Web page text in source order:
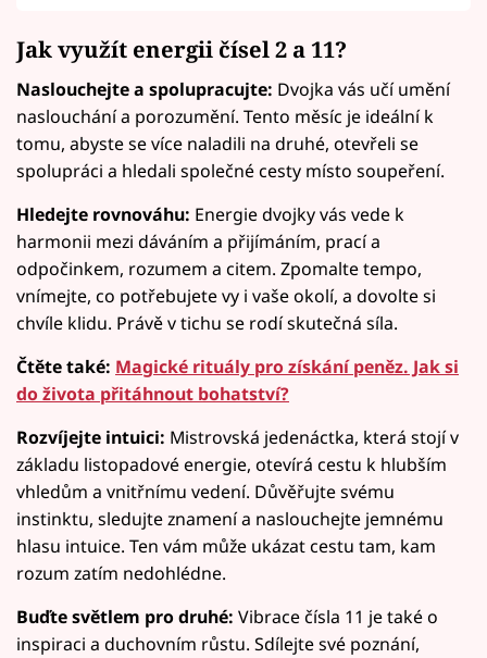
Jak využít energii čísel 2 a 11?
Naslouchejte a spolupracujte: Dvojka vás učí umění
naslouchání a porozumění. Tento měsíc je ideální k
tomu, abyste se více naladili na druhé, otevřeli se
spolupráci a hledali společné cesty místo soupeření.
Hledejte rovnováhu: Energie dvojky vás vede k
harmonii mezi dáváním a přijímáním, prací a
odpočinkem, rozumem a citem. Zpomalte tempo,
vnímejte, co potřebujete vy i vaše okolí, a dovolte si
chvíle klidu. Právě v tichu se rodí skutečná síla.
Čtěte také: Magické rituály pro získání peněz. Jak si
do života přitáhnout bohatství?
Rozvíjejte intuici: Mistrovská jedenáctka, která stojí v
základu listopadové energie, otevírá cestu k hlubším
vhledům a vnitřnímu vedení. Důvěřujte svému
instinktu, sledujte znamení a naslouchejte jemnému
hlasu intuice. Ten vám může ukázat cestu tam, kam
rozum zatím nedohlédne.
Buďte světlem pro druhé: Vibrace čísla 11 je také o
inspiraci a duchovním růstu. Sdílejte své poznání,